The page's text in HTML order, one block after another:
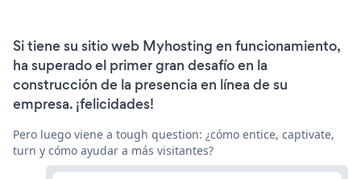
Si tiene su sitio web Myhosting en funcionamiento,
ha superado el primer gran desafío en la
construcción de la presencia en línea de su
empresa. ¡felicidades!
Pero luego viene a tough question: ¿cómo entice, captivate,
turn y cómo ayudar a más visitantes?